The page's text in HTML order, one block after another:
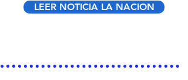
LEER NOTICIA LA NACION